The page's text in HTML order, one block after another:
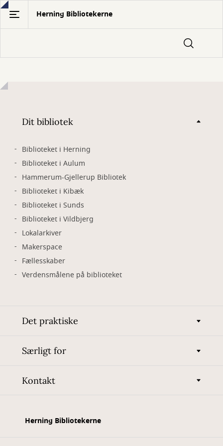
Gå
hovedindhold
Herning Bibliotekerne
Dit bibliotek
Biblioteket i Herning
Biblioteket i Aulum
Hammerum-Gjellerup Bibliotek
Biblioteket i Kibæk
Biblioteket i Sunds
Biblioteket i Vildbjerg
Lokalarkiver
Makerspace
Fællesskaber
Verdensmålene på biblioteket
Det praktiske
Særligt for
Kontakt
Herning Bibliotekerne